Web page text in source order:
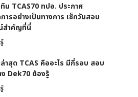
น TCAS70 ทปอ. ประกาศ
ารอย่างเป็นทางการ เช็กวันสอบ
สำคัญที่นี่
าสุด TCAS คืออะไร มีกี่รอบ สอบ
ง Dek70 ต้องรู้